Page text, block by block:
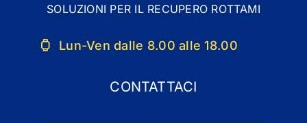
SOLUZIONI PER IL RECUPERO ROTTAMI
Lun-Ven dalle 8.00 alle 18.00
CONTATTACI